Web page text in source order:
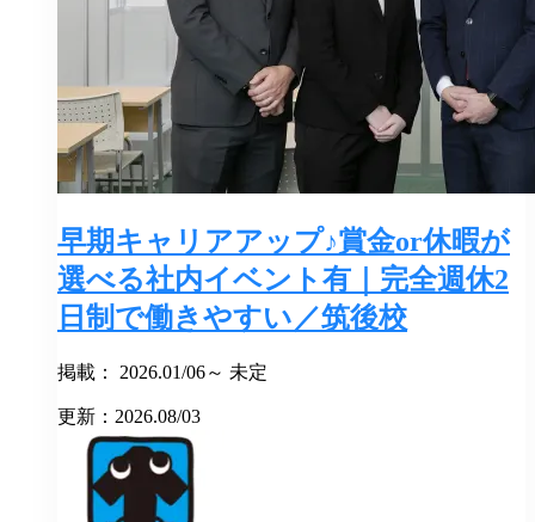
早期キャリアアップ♪賞金or休暇が
選べる社内イベント有｜完全週休2
日制で働きやすい／筑後校
掲載： 2026.01/06～ 未定
更新：2026.08/03